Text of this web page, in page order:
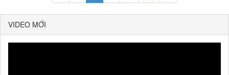
VIDEO MỚI